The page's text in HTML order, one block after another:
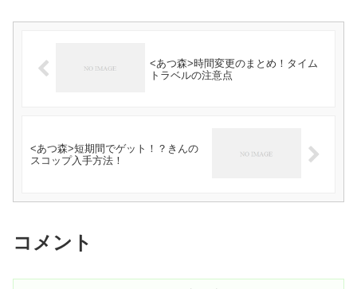
<あつ森>時間変更のまとめ！タイム
トラベルの注意点
<あつ森>短期間でゲット！？きんの
スコップ入手方法！
コメント